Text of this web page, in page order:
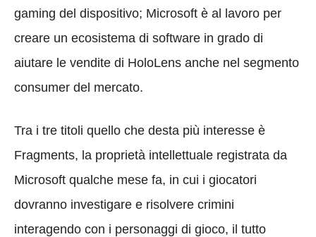
gaming del dispositivo; Microsoft è al lavoro per
creare un ecosistema di software in grado di
aiutare le vendite di HoloLens anche nel segmento
consumer del mercato.
Tra i tre titoli quello che desta più interesse è
Fragments, la proprietà intellettuale registrata da
Microsoft qualche mese fa, in cui i giocatori
dovranno investigare e risolvere crimini
interagendo con i personaggi di gioco, il tutto